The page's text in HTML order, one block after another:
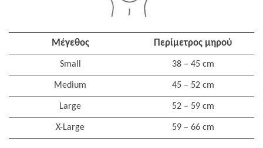
Μέγεθος Περίμετρος μηρού
Small 38 – 45 cm
Medium 45 – 52 cm
Large 52 – 59 cm
X-Large 59 – 66 cm